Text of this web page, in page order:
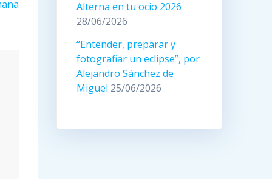
Alterna en tu ocio 2026
28/06/2026
“Entender, preparar y
fotografiar un eclipse”, por
Alejandro Sánchez de
Miguel 25/06/2026